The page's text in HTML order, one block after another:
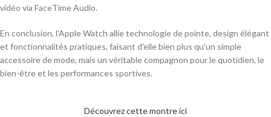
vidéo via FaceTime Audio.
En conclusion, l'Apple Watch allie technologie de pointe, design élégant
et fonctionnalités pratiques, faisant d'elle bien plus qu'un simple
accessoire de mode, mais un véritable compagnon pour le quotidien, le
bien-être et les performances sportives.
Découvrez cette montre ici